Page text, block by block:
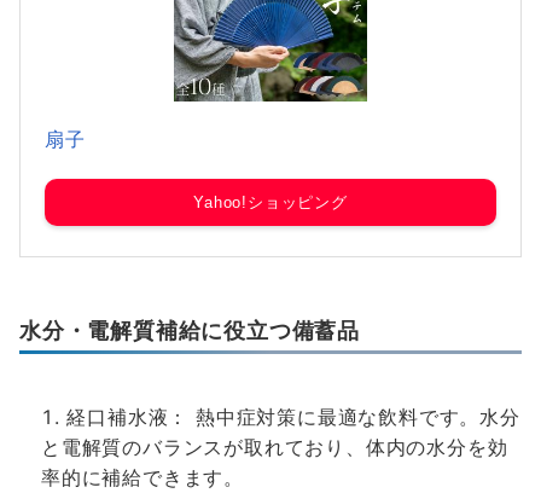
扇子
Yahoo!ショッピング
水分・電解質補給に役立つ備蓄品
経口補水液： 熱中症対策に最適な飲料です。水分
と電解質のバランスが取れており、体内の水分を効
率的に補給できます。